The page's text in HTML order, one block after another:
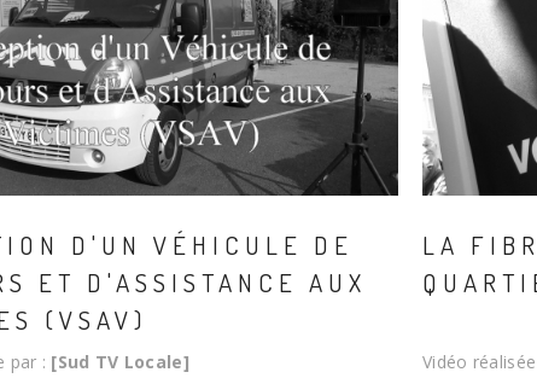
D'UN VÉHICULE DE
ET D'ASSISTANCE AUX
(VSAV)
par : [Sud TV Locale]
LA
Vidéo